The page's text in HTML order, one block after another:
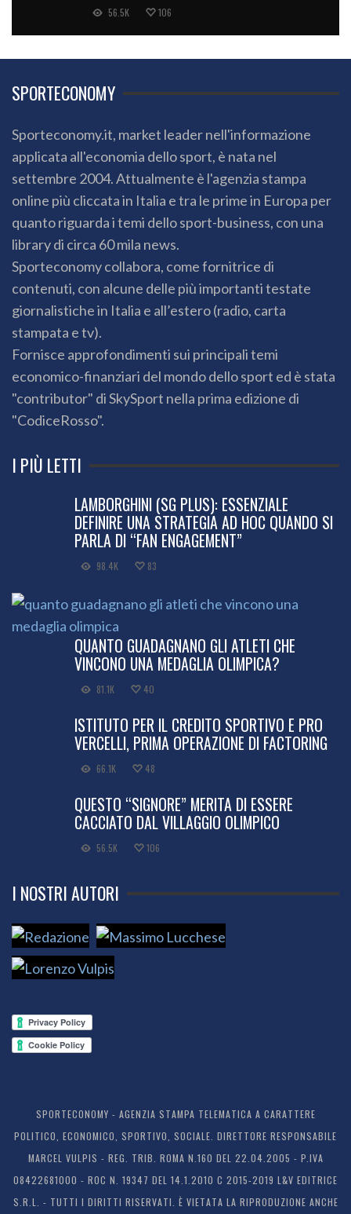
56.5K 106
SPORTECONOMY
Sporteconomy.it, market leader nell'informazione
applicata all'economia dello sport, è nata nel
settembre 2004. Attualmente è l'agenzia stampa
online più cliccata in Italia e tra le prime in Europa per
quanto riguarda i temi dello sport-business, con una
library di circa 60 mila news.
Sporteconomy collabora, come fornitrice di
contenuti, con alcune delle più importanti testate
giornalistiche in Italia e all’estero (radio, carta
stampata e tv).
Fornisce approfondimenti sui principali temi
economico-finanziari del mondo dello sport ed è stata
"contributor" di SkySport nella prima edizione di
"CodiceRosso".
I PIÙ LETTI
LAMBORGHINI (SG PLUS): ESSENZIALE
DEFINIRE UNA STRATEGIA AD HOC QUANDO SI
PARLA DI “FAN ENGAGEMENT”
98.4K 83
QUANTO GUADAGNANO GLI ATLETI CHE
VINCONO UNA MEDAGLIA OLIMPICA?
81.1K 40
ISTITUTO PER IL CREDITO SPORTIVO E PRO
VERCELLI, PRIMA OPERAZIONE DI FACTORING
66.1K 48
QUESTO “SIGNORE” MERITA DI ESSERE
CACCIATO DAL VILLAGGIO OLIMPICO
56.5K 106
I NOSTRI AUTORI
SPORTECONOMY - AGENZIA STAMPA TELEMATICA A CARATTERE
POLITICO, ECONOMICO, SPORTIVO, SOCIALE. DIRETTORE RESPONSABILE
MARCEL VULPIS - REG. TRIB. ROMA N.160 DEL 22.04.2005 - P.IVA
08422681000 - ROC N. 19347 DEL 14.1.2010 C 2015-2019 L&V EDITRICE
S.R.L. - TUTTI I DIRITTI RISERVATI. È VIETATA LA RIPRODUZIONE ANCHE